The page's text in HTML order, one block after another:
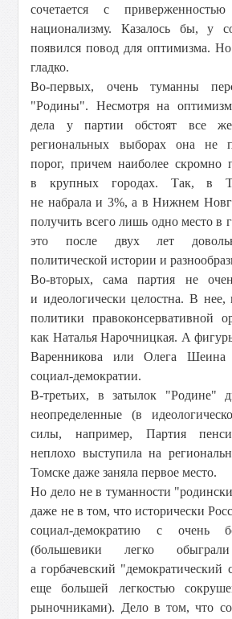
сочетается с
национализму. Казалось бы, у
появился повод для оптимизма.
гладко.
Во-первых, очень туманны
"Родины". Несмотря на оптимизм
дела у партии обстоят все
региональных выборах она не
порог, причем наиболее скромно
в крупных городах. Так, в
не набрала и 3%, а в Нижнем
получить всего лишь одно место в
это после двух лет
политической истории и
Во-вторых, сама партия не
и идеологически целостна. В нее,
политики правоконсервативной
как Наталья Нарочницкая. А
Варенникова или Олега Шеина
социал-демократии.
В-третьих, в затылок "Родине"
неопределенные (в
силы, например, Партия
неплохо выступила на
Томске даже заняла первое место.
Но дело не в туманности
даже не в том, что исторически
социал-демократию с очень
(большевики легко
а горбачевский
еще большей легкостью
рыночниками). Дело в том, что